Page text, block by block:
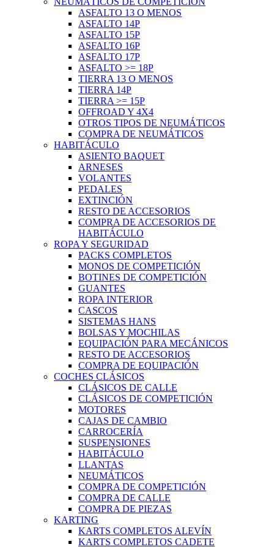
ASFALTO 13 O MENOS
ASFALTO 14P
ASFALTO 15P
ASFALTO 16P
ASFALTO 17P
ASFALTO >= 18P
TIERRA 13 O MENOS
TIERRA 14P
TIERRA >= 15P
OFFROAD Y 4X4
OTROS TIPOS DE NEUMÁTICOS
COMPRA DE NEUMÁTICOS
HABITÁCULO
ASIENTO BAQUET
ARNESES
VOLANTES
PEDALES
EXTINCIÓN
RESTO DE ACCESORIOS
COMPRA DE ACCESORIOS DE
HABITÁCULO
ROPA Y SEGURIDAD
PACKS COMPLETOS
MONOS DE COMPETICIÓN
BOTINES DE COMPETICIÓN
GUANTES
ROPA INTERIOR
CASCOS
SISTEMAS HANS
BOLSAS Y MOCHILAS
EQUIPACIÓN PARA MECÁNICOS
RESTO DE ACCESORIOS
COMPRA DE EQUIPACIÓN
COCHES CLÁSICOS
CLÁSICOS DE CALLE
CLÁSICOS DE COMPETICIÓN
MOTORES
CAJAS DE CAMBIO
CARROCERÍA
SUSPENSIONES
HABITÁCULO
LLANTAS
NEUMÁTICOS
COMPRA DE COMPETICIÓN
COMPRA DE CALLE
COMPRA DE PIEZAS
KARTING
KARTS COMPLETOS ALEVÍN
KARTS COMPLETOS CADETE